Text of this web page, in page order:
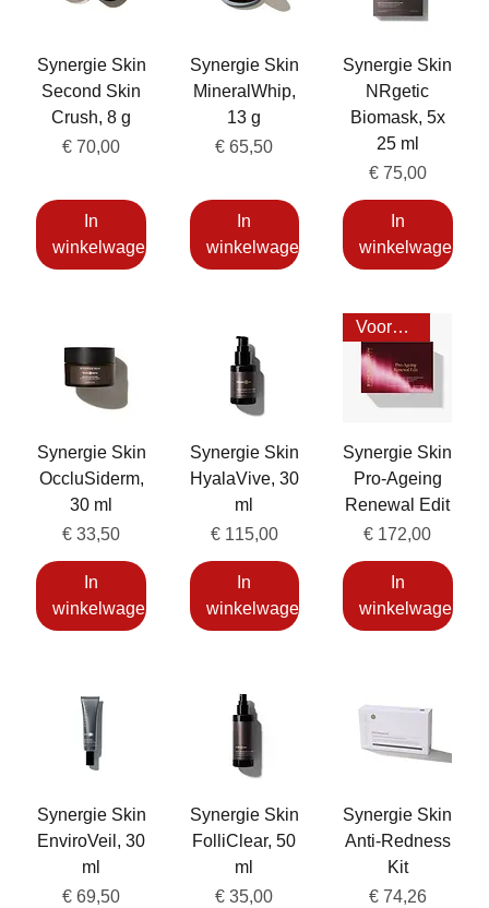
Synergie Skin
Second Skin
Crush, 8 g
Prijs
€ 70,00
In
winkelwagen
Synergie Skin
MineralWhip,
13 g
Prijs
€ 65,50
In
winkelwagen
Synergie Skin
NRgetic
Biomask, 5x
25 ml
Prijs
€ 75,00
In
winkelwagen
Synergie Skin
OccluSiderm,
30 ml
Prijs
€ 33,50
In
winkelwagen
Synergie Skin
HyalaVive, 30
ml
Prijs
€ 115,00
In
winkelwagen
Voordeel 22%
Synergie Skin
Pro-Ageing
Renewal Edit
Prijs
€ 172,00
In
winkelwagen
Synergie Skin
EnviroVeil, 30
ml
Prijs
€ 69,50
Synergie Skin
FolliClear, 50
ml
Prijs
€ 35,00
Synergie Skin
Anti-Redness
Kit
Prijs
€ 74,26